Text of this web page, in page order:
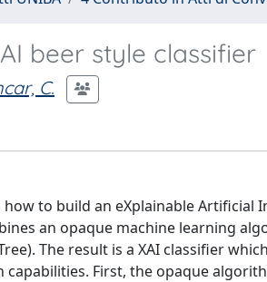
beer style classifier
C.
to build an eXplainable Artificial
an opaque machine learning
The result is a XAI classifier
First, the opaque